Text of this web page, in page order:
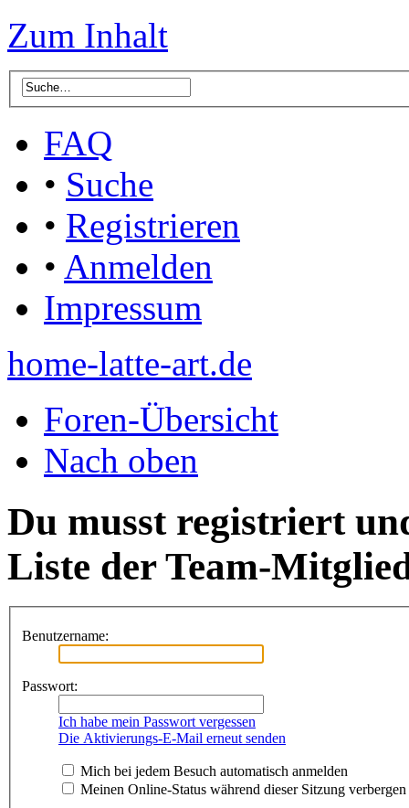
Zum Inhalt
FAQ
• Suche
• Registrieren
• Anmelden
Impressum
home-latte-art.de
Foren-Übersicht
Nach oben
Du musst registriert
Liste der Team-
Benutzername:
Passwort:
Ich habe mein Passwort vergessen
Die Aktivierungs-E-Mail erneut senden
Mich bei jedem Besuch automatisch anmelden
Meinen Online-Status während dieser Sitzung verbergen